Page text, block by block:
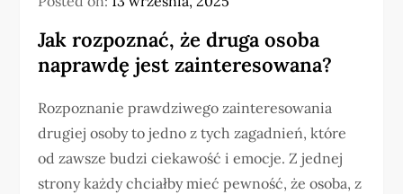
Jak rozpoznać, że druga osoba
naprawdę jest zainteresowana?
Rozpoznanie prawdziwego zainteresowania
drugiej osoby to jedno z tych zagadnień, które
od zawsze budzi ciekawość i emocje. Z jednej
strony każdy chciałby mieć pewność, że osoba, z